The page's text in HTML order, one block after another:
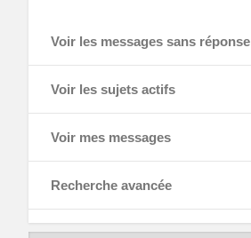
Voir les messages sans réponse
Voir les sujets actifs
Voir mes messages
Recherche avancée